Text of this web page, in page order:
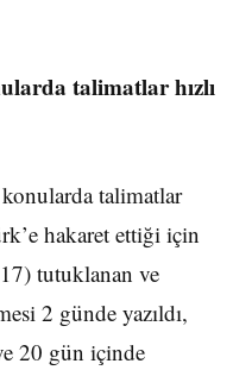
talimatlar hızlı
talimatlar
hakaret ettiği için
tutuklanan ve
2 günde yazıldı,
20 gün içinde